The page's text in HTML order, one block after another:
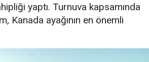
yaptı. Turnuva kapsamında
Kanada ayağının en önemli